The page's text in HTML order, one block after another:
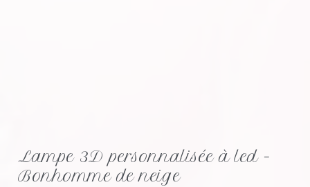
Lampe 3D personnalisée à led -
Bonhomme de neige